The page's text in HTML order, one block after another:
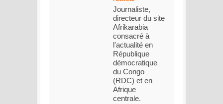
Journaliste,
directeur du site
Afrikarabia
consacré à
l'actualité en
République
démocratique
du Congo
(RDC) et en
Afrique
centrale.